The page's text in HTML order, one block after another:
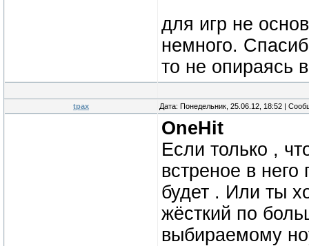
для игр не
немного.
то не опираясь
tpax Дата: Понедельник, 25.06.12, 18:52 |
OneHit
Если только ,
встреное в
будет . Или ты
жёсткий по
выбираемому